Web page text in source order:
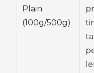
Plain
(100g/500g)